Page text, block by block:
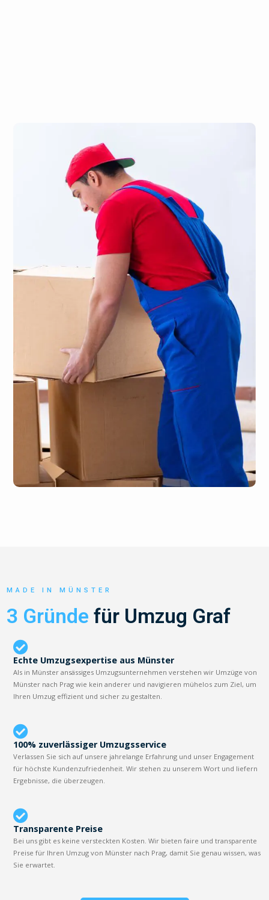
MADE IN MÜNSTER
3 Gründe für Umzug Graf
Echte Umzugsexpertise aus Münster
Als in Münster ansässiges Umzugsunternehmen verstehen wir Umzüge von
Münster nach Prag wie kein anderer und navigieren mühelos zum Ziel, um
Ihren Umzug effizient und sicher zu gestalten.
100% zuverlässiger Umzugsservice
Verlassen Sie sich auf unsere jahrelange Erfahrung und unser Engagement
für höchste Kundenzufriedenheit. Wir stehen zu unserem Wort und liefern
Ergebnisse, die überzeugen.
Transparente Preise
Bei uns gibt es keine versteckten Kosten. Wir bieten faire und transparente
Preise für Ihren Umzug von Münster nach Prag, damit Sie genau wissen, was
Sie erwartet.